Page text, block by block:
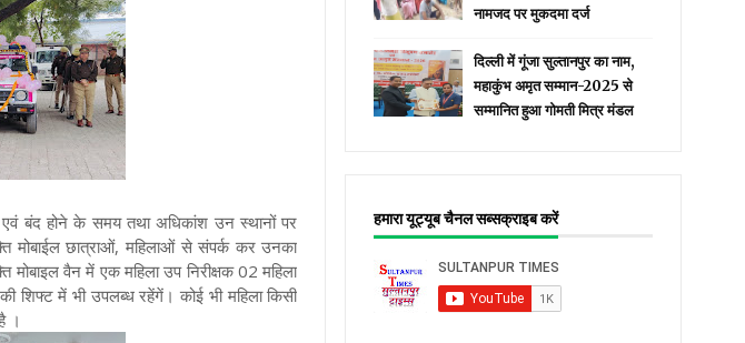
बंद होने के समय तथा अधिकांश उन स्थानों पर
मोबाईल छात्राओं, महिलाओं से संपर्क कर उनका
वैन में एक महिला उप निरीक्षक 02 महिला
शिफ्ट में भी उपलब्ध रहेंगें। कोई भी महिला किसी
।
नामजद पर मुकदमा दर्ज
दिल्ली में गूंजा सुल्तानपुर का नाम,
महाकुंभ अमृत सम्मान-2025 से
सम्मानित हुआ गोमती मित्र मंडल
हमारा यूट्यूब चैनल सब्सक्राइब करें